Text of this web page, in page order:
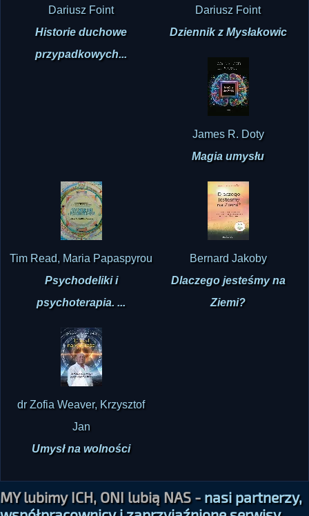
James R. Doty
Magia umysłu
Tim Read, Maria Papaspyrou
Psychodeliki i
psychoterapia. ...
Bernard Jakoby
Dlaczego jesteśmy na
Ziemi?
dr Zofia Weaver, Krzysztof
Jan
Umysł na wolności
MY lubimy ICH, ONI lubią NAS -
współpracownicy i zaprzyjaźnione serwisy